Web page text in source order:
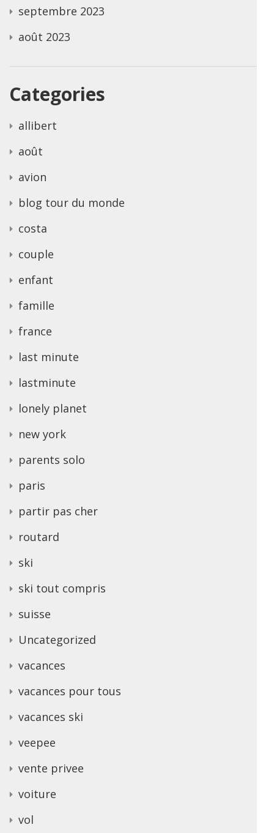
septembre 2023
août 2023
Categories
allibert
août
avion
blog tour du monde
costa
couple
enfant
famille
france
last minute
lastminute
lonely planet
new york
parents solo
paris
partir pas cher
routard
ski
ski tout compris
suisse
Uncategorized
vacances
vacances pour tous
vacances ski
veepee
vente privee
voiture
vol